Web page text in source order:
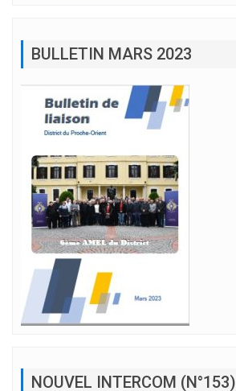
BULLETIN MARS 2023
NOUVEL INTERCOM (N°153)